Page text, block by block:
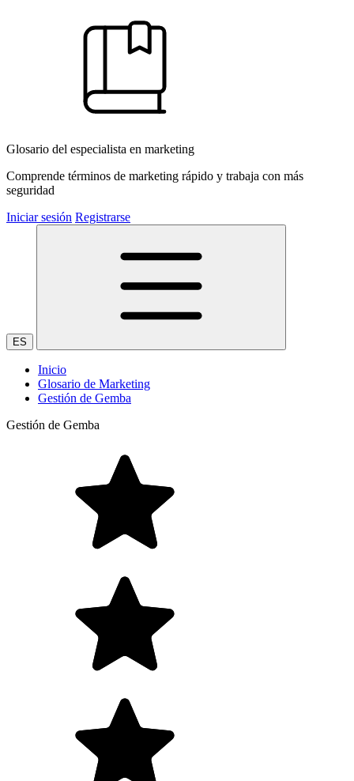
Glosario del especialista en marketing
Comprende términos de marketing rápido y trabaja con más
seguridad
Iniciar sesión Registrarse
ES
Inicio
Glosario de Marketing
Gestión de Gemba
Gestión de Gemba